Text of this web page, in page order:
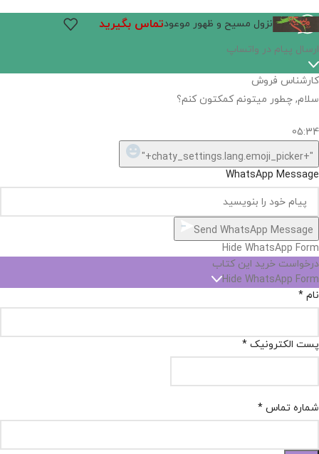
نزول مسیح و ظهور موعودتماس بگیرید
ارسال پیام در واتساپ
کارشناس فروش
سلام, چطور میتونم کمکتون کنم؟
05:34
"+chaty_settings.lang.emoji_picker+"
WhatsApp Message
Send WhatsApp Message
Hide WhatsApp Form
درخواست خرید این کتاب
Hide WhatsApp Form
نام *
پست الکترونیک *
شماره تماس *